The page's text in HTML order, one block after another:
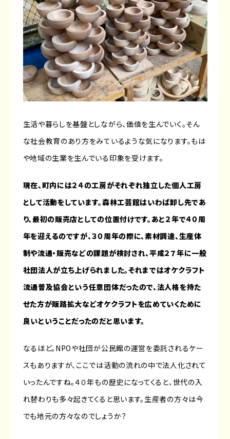
生活や暮らしを基盤としながら、価値を生んでいく。そん
な社会教育のあり方をみているような気になります。もは
や地域の生業を生んでいる印象を受けます。
現在、町内には２４の工房がそれぞれ独立した個人工房
として活動をしています。森林工芸館はいわば卸し先であ
り、最初の販売店としての位置付けです。あと２年で４０周
年を迎えるのですが、３０周年の際に、素材調達、生産体
制や流通・販売などの課題が検討され、平成２７年に一般
社団法人が立ち上げられました。それまではオケクラフト
流通普及協会という任意団体だったので、法人格を持た
せた方が販路拡大などオケクラフトを広めていくために
良いということだったのだと思います。
なるほど。NPOや社団が公民館の運営を委託されるケー
スもありますが、ここでは活動の流れの中で法人化されて
いったんですね。４０年もの歴史になってくると、世代の入
れ替わりも多々起きてくると思います。生産者の方々は今
でも地元の方々なのでしょうか？